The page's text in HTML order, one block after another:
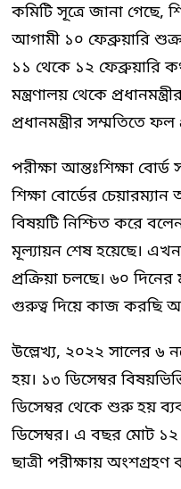
কমিটি সূত্রে জানা গেছে,
আগামী ১০ ফেব্রুয়ারি
১১ থেকে ১২ ফেব্রুয়ারি
মন্ত্রণালয় থেকে
প্রধানমন্ত্রীর সম্মতিতে
পরীক্ষা আন্তঃশিক্ষা
শিক্ষা বোর্ডের
বিষয়টি নিশ্চিত করে
মূল্যায়ন শেষ হয়েছে।
প্রক্রিয়া চলছে। ৬০
গুরুত্ব দিয়ে কাজ করছি
উল্লেখ্য, ২০২২ সালের ৬
হয়। ১৩ ডিসেম্বর
ডিসেম্বর থেকে শুরু হয়
ডিসেম্বর। এ বছর মোট
ছাত্রী পরীক্ষায় অংশগ্রহণ